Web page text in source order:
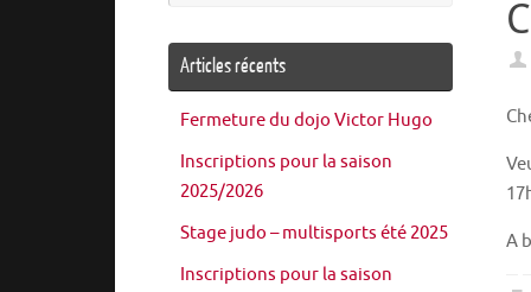
A
Articles récents
Fermeture du dojo Victor Hugo
Inscriptions pour la saison
2025/2026
Stage judo – multisports été 2025
Inscriptions pour la saison